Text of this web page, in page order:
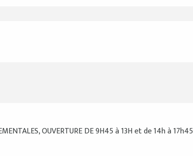
OUVERTURE DE 9H45 à 13H et de 14h à 17h45